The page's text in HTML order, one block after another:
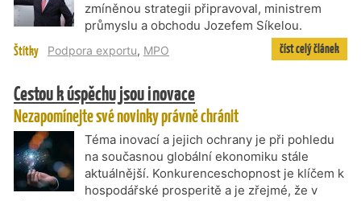
zmíněnou strategii připravoval, ministrem
průmyslu a obchodu Jozefem Síkelou.
Štítky Podpora exportu, MPO číst celý článek
Cestou k úspěchu jsou inovace
Nezapomínejte své novinky právně chránit
Téma inovací a jejich ochrany je při pohledu
na současnou globální ekonomiku stále
aktuálnější. Konkurenceschopnost je klíčem k
hospodářské prosperitě a je zřejmé, že v